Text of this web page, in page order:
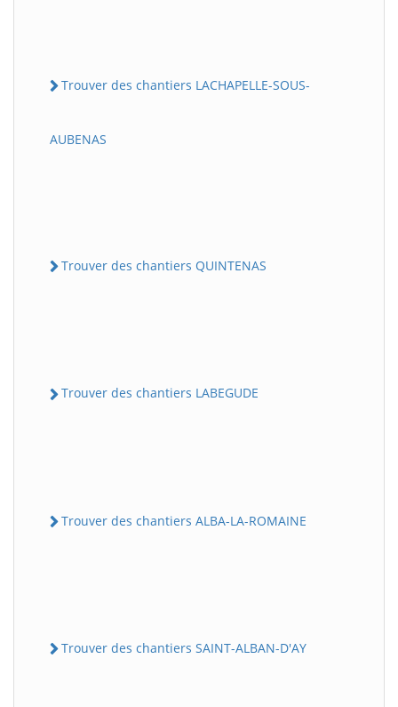
Trouver des chantiers LACHAPELLE-SOUS-
AUBENAS
Trouver des chantiers QUINTENAS
Trouver des chantiers LABEGUDE
Trouver des chantiers ALBA-LA-ROMAINE
Trouver des chantiers SAINT-ALBAN-D'AY